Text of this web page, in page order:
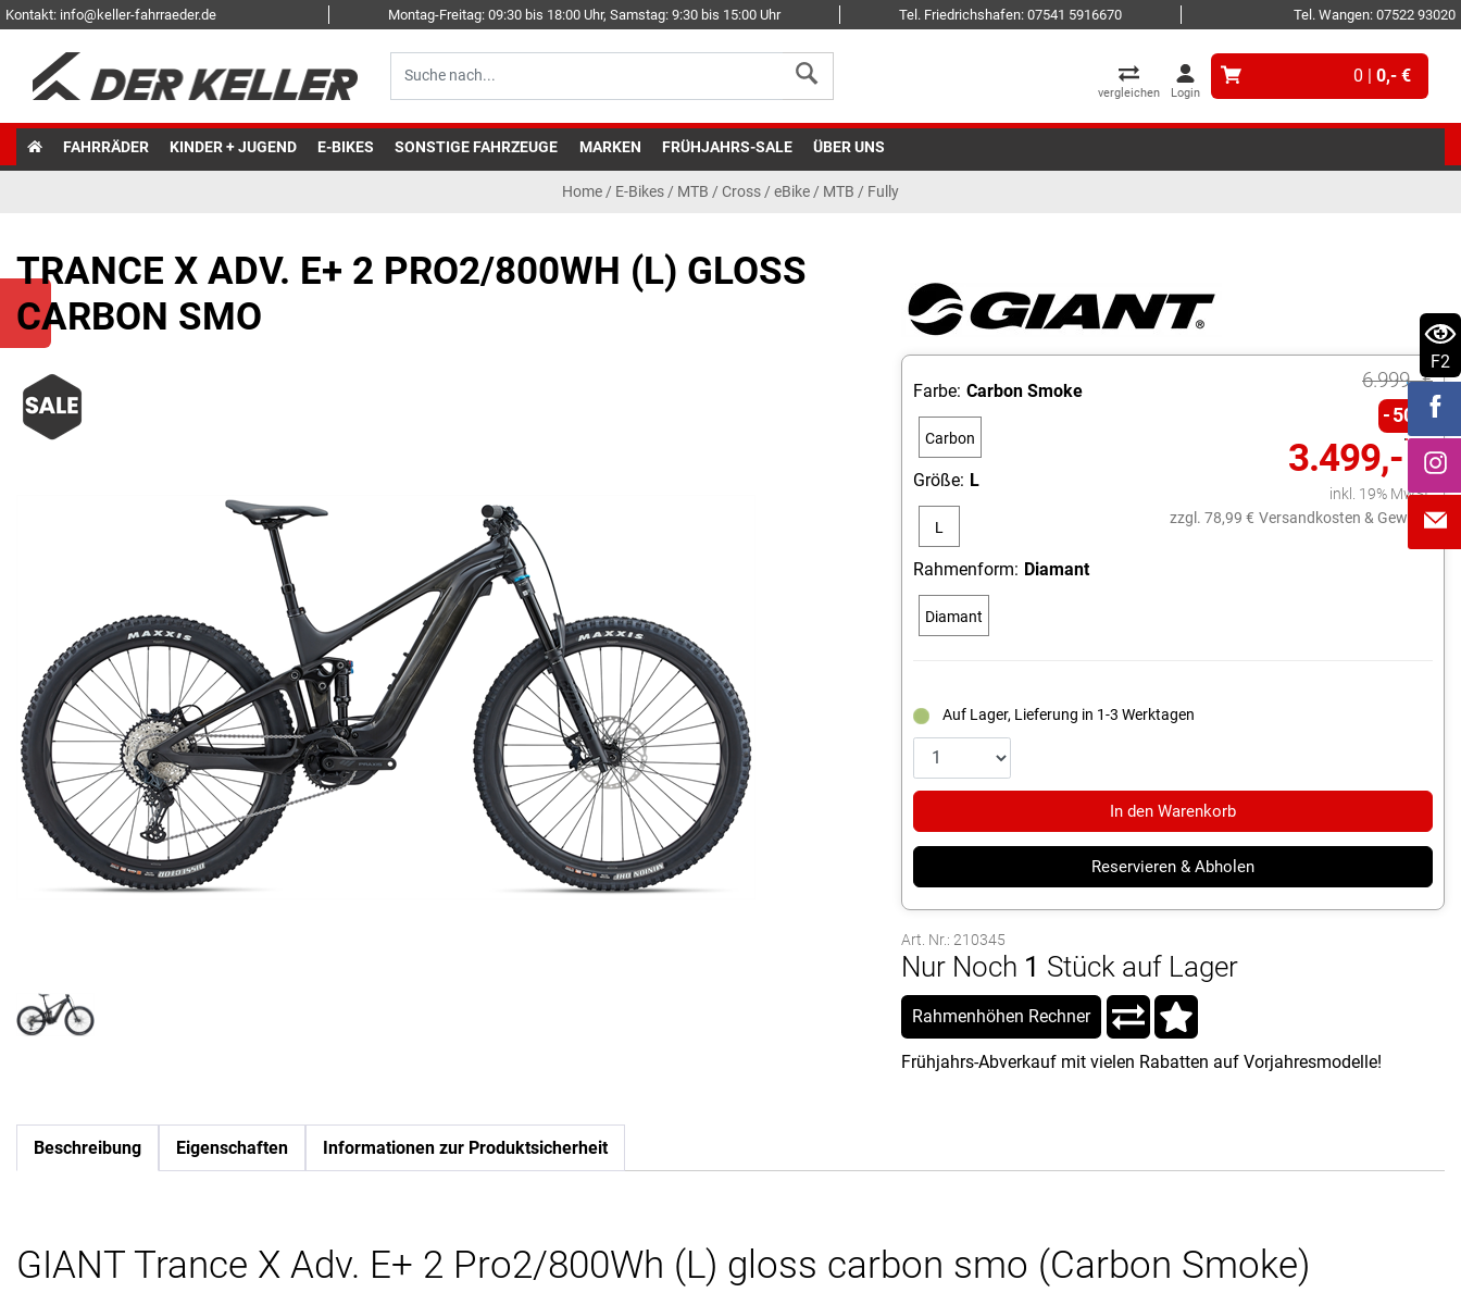
Kontakt: info@keller-fahrraeder.de Montag-Freitag: 09:30 bis 18:00 Uhr, Samstag: 9:30 bis 15:00 Uhr Tel. Friedrichshafen: 07541 5916670 Tel. Wangen: 07522 93020
vergleichen Login
0 | 0,- €
FAHRRÄDER KINDER + JUGEND E-BIKES SONSTIGE FAHRZEUGE MARKEN FRÜHJAHRS-SALE ÜBER UNS
Home / E-Bikes / MTB / Cross / eBike / MTB / Fully
TRANCE X ADV. E+ 2 PRO2/800WH (L) GLOSS
CARBON SMO
6.999,- €
50%
3.499,- €
inkl. 19% MwSt.
zzgl. 78,99 € Versandkosten & Gewicht
Farbe: Carbon Smoke
Carbon
Größe: L
L
Rahmenform: Diamant
Diamant
Auf Lager, Lieferung in 1-3 Werktagen
In den Warenkorb
Reservieren & Abholen
Art. Nr.: 210345
Nur Noch 1 Stück auf Lager
Rahmenhöhen Rechner
Frühjahrs-Abverkauf mit vielen Rabatten auf Vorjahresmodelle!
Beschreibung Eigenschaften Informationen zur Produktsicherheit
GIANT Trance X Adv. E+ 2 Pro2/800Wh (L) gloss carbon smo (Carbon Smoke)
F2